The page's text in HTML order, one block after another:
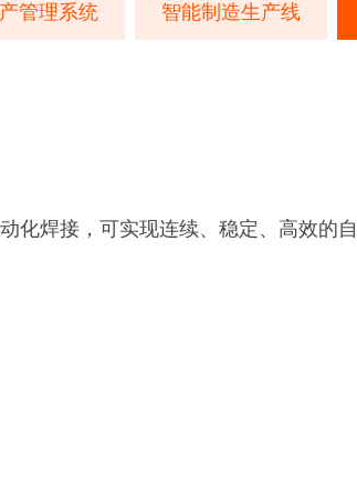
管理系统 智能制造生产线
化焊接，可实现连续、稳定、高效的